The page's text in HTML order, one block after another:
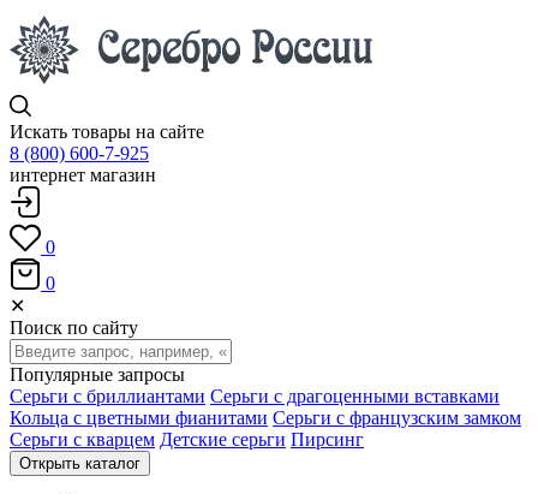
Искать товары на сайте
8 (800) 600-7-925
интернет магазин
0
0
✕
Поиск по сайту
Популярные запросы
Серьги с бриллиантами Серьги с драгоценными вставками
Кольца с цветными фианитами Серьги с французским замком
Серьги с кварцем Детские серьги Пирсинг
Открыть каталог